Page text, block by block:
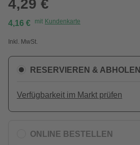
4,29 €
4,16 € mit Kundenkarte
Inkl. MwSt.
RESERVIEREN & ABHOLEN
Verfügbarkeit im Markt prüfen
ONLINE BESTELLEN